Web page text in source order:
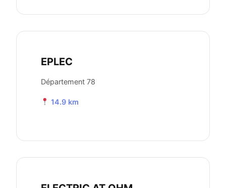
EPLEC
Département 78
14.9 km